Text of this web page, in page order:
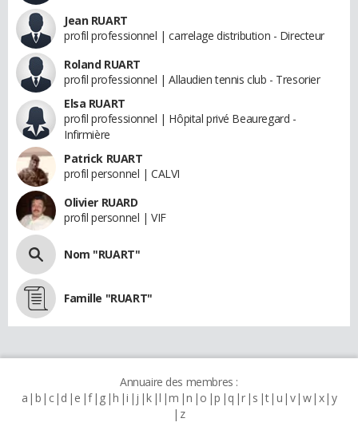
Jean RUART
profil professionnel | carrelage distribution - Directeur
Roland RUART
profil professionnel | Allaudien tennis club - Tresorier
Elsa RUART
profil professionnel | Hôpital privé Beauregard -
Infirmière
Patrick RUART
profil personnel | CALVI
Olivier RUARD
profil personnel | VIF
Nom "RUART"
Famille "RUART"
Annuaire des membres :
a b c d e f g h i j k l m n o p q r s t u v w x y
z